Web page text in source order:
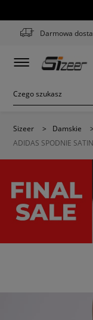
Darmowa
Sizeer > Damskie >
ADIDAS SPODNIE